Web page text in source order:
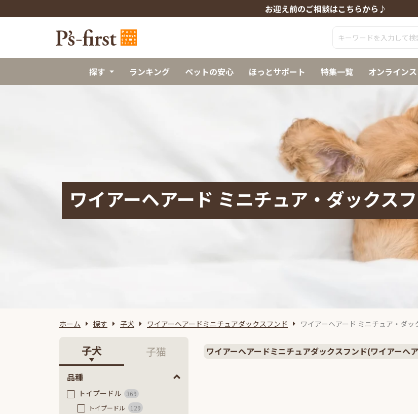
お迎え前のご相談はこちらから♪
探す ランキング ペットの安心 ほっとサポート 特集一覧 オンライン
ワイアーヘアード ミニチュア・ダックス
ホーム 探す 子犬 ワイアーヘアードミニチュアダックスフンド ワイアーヘアード ミニチュア・ダッ
子犬 子猫
品種
トイプードル
369
トイプードル
129
ワイアーヘアードミニチュアダックスフンド(ワイアーヘ